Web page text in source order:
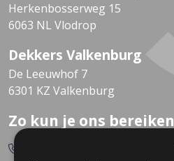
Herkenbosserweg 15
6063 NL Vlodrop
Dekkers Valkenburg
De Leeuwhof 7
6301 KZ Valkenburg
Zo kun je ons bereiken